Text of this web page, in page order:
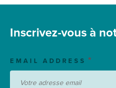
Inscrivez-vous à
EMAIL ADDRESS